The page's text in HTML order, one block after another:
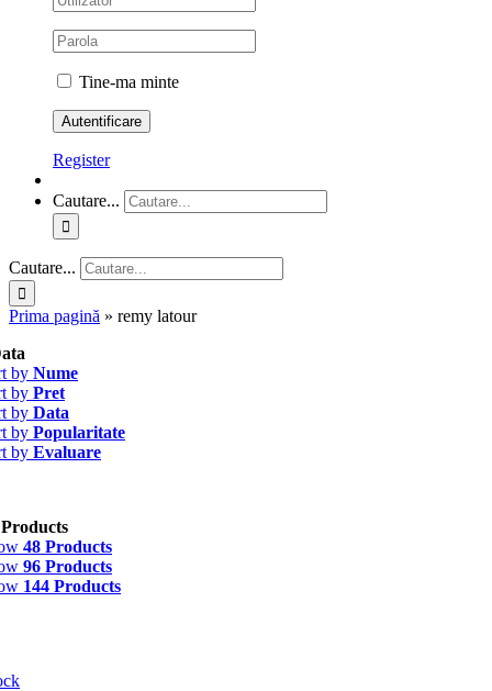
Tine-ma minte
Register
Cautare...
Cautare...
Prima pagină » remy latour
by Nume
by Pret
by Data
by Popularitate
by Evaluare
48 Products
96 Products
144 Products